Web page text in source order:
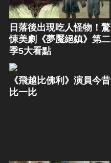
日落後出現吃人怪物！驚
悚美劇《夢魘絕鎮》第二
季5大看點
《飛越比佛利》演員今昔
比一比